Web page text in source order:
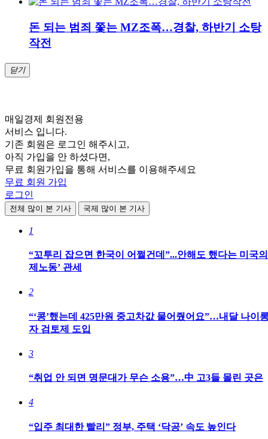
돈 되는 범죄 쫓는 MZ조폭…경찰, 하반기 소탕
작전
닫기
매일경제 회원전용
서비스 입니다.
기존 회원은 로그인 해주시고,
아직 가입을 안 하셨다면,
무료 회원가입을 통해 서비스를 이용해주세요
무료 회원 가입
로그인
전체 많이 본 기사 국제 많이 본 기사
1
“꼬투리 잡으면 한국이 어쩔건데”...안해도 했다는 미국의
제노동’ 관세
2
“‘콩’했는데 425만원 중고차값 물어줬어요”…내달 나이
자 검토제 도입
3
“취업 안 되면 명문대가 무슨 소용”…中 고3들 몰린 곳은
4
“입주 최대한 빨리” 정부, 주택 ‘닥공’ 속도 높인다